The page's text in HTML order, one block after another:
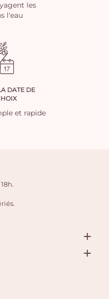
les
l'eau
DATE DE
et rapide